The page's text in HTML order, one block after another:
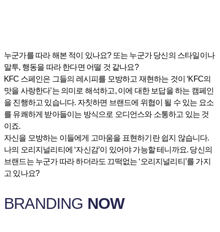
누군가를 따라 해본 적이 있나요? 또는 누군가 당신의 스타일이나
말투, 행동을 따라 한다면 어떨 것 같나요?
KFC 스페인은 그들의 레시피를 모방하고 재현하는 것이 ‘KFC의
맛을 사랑한다’는 의미로 해석하고, 이에 대한 보답을 하는 캠페인
을 진행하고 있습니다. 자칫하면 브랜드에 위협이 될 수 있는 요소
를 유쾌하게 받아들이는 방식으로 오디언스와 소통하고 있는 것
이죠.
자신을 모방하는 이들에게 고마움을 표현하기란 쉽지 않습니다.
나의 오리지널리티에 ‘자신감’이 있어야 가능할 테니까요. 당신의
브랜드는 누군가 따라 하더라도 끄떡없는 ‘오리지널리티’를 가지
고 있나요?
BRANDING NOW